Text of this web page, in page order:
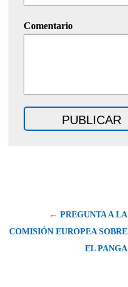
Comentario
← PREGUNTA A LA
COMISIÓN EUROPEA SOBRE
EL PANGA